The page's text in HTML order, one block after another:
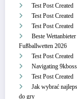
Test Post Created
Test Post Created
Test Post Created
Beste
Fußballwetten 2026
Test Post Created
Navigating
Test Post Created
Jak wybrać
do gry